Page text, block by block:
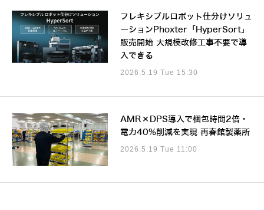
フレキシブルロボット仕分けソリュ
ーションPhoxter「HyperSort」
販売開始 大規模改修工事不要で導
入できる
2026.5.19 Tue 15:30
AMR×DPS導入で梱包時間2倍・
電力40%削減を実現 再春館製薬所
2026.5.19 Tue 11:00